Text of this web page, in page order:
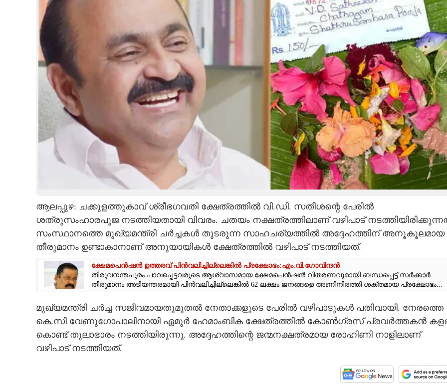
LIFESTYLE
CARTOONS
LITERATURE
CONTACT US
ആലപ്പുഴ: ചക്കുളത്തുകാവ് ശ്രീഭഗവതി ക്ഷേത്രത്തിൽ വി.ഡി. സതീശന്റെ പേരിൽ
ശത്രുസംഹാരപൂജ നടത്തിയതായി വിവരം. ചതയം നക്ഷത്രത്തിലാണ് വഴിപാട്
സംസ്ഥാനത്തെ മുഖ്യമന്ത്രി ചർച്ചകൾ തുടരുന്ന സാഹചര്യത്തിൽ അദ്ദേഹത്തിന് അനൂകൂലമായ
തീരുമാനം ഉണ്ടാകാനാണ് അനുയായികൾ ക്ഷേത്രത്തിൽ വഴിപാട് നടത്തിയത്.
ക്ഷേമപെൻഷൻ ഉത്തരവ് പിൻവലിച്ചില്ലെങ്കിൽ പ്രക്ഷോഭം:എം.വി.ഗോവിന്ദൻ
തിരുവനന്തപുരം:പാവപ്പെട്ടവരുടെ ആശ്വാസമായ ക്ഷേമപെൻഷൻ വിതരണവുമായി ബന്ധപ്പെട്ട് സർക്കാർ
തീരുമാനം അടിയന്തരമായി പിൻവലിച്ചില്ലെങ്കിൽ 62 ലക്ഷം ജനങ്ങളെ അണിനിരത്തി ശക്തമായ പ്രക്ഷോഭം...
മുഖ്യമന്ത്രി ചർച്ച സജീവമായതുമുതൽ നേതാക്കളുടെ പേരിൽ വഴിപാടുകൾ പതിവായി. നേരത്തെ
കെ.സി വേണുഗോപാലിനായി ഏമുർ ഹേമാംബിക ക്ഷേത്രത്തിൽ കോൺഗ്രസ് പ്രവർത്തകൻ
കൊണ്ട് തുലാഭാരം നടത്തിയിരുന്നു. അദ്ദേഹത്തിന്റെ ജന്മനക്ഷത്രമായ രോഹിണി നാളിലാണ്
വഴിപാട് നടത്തിയത്.